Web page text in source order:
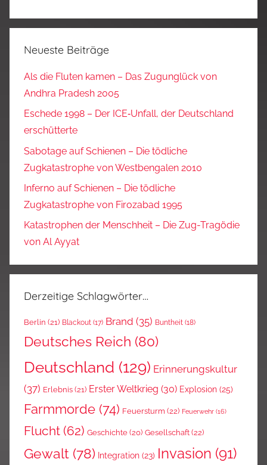
Neueste Beiträge
Als die Fluten kamen – Das Zugunglück von
Andhra Pradesh 2005
Eschede 1998 – Der ICE‑Unfall, der Deutschland
erschütterte
Sabotage auf Schienen – Die tödliche
Zugkatastrophe von Westbengalen 2010
Inferno auf Schienen – Die tödliche
Zugkatastrophe von Firozabad 1995
Katastrophen der Menschheit – Die Zug-Tragödie
von Al Ayyat
Derzeitige Schlagwörter…
Berlin (21) Blackout (17) Brand (35) Buntheit (18)
Deutsches Reich (80)
Deutschland (129) Erinnerungskultur
(37) Erlebnis (21) Erster Weltkrieg (30) Explosion (25)
Farmmorde (74) Feuersturm (22) Feuerwehr (16)
Flucht (62) Geschichte (20) Gesellschaft(22)
Gewalt (78) Integration (23) Invasion (91)